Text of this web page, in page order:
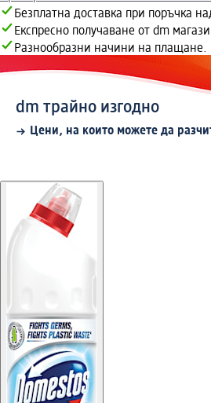
Безплатна доставка при поръчка
Експресно получаване от dm
Разнообразни начини на плащане.
dm трайно изгодно
Цени, на които можете да